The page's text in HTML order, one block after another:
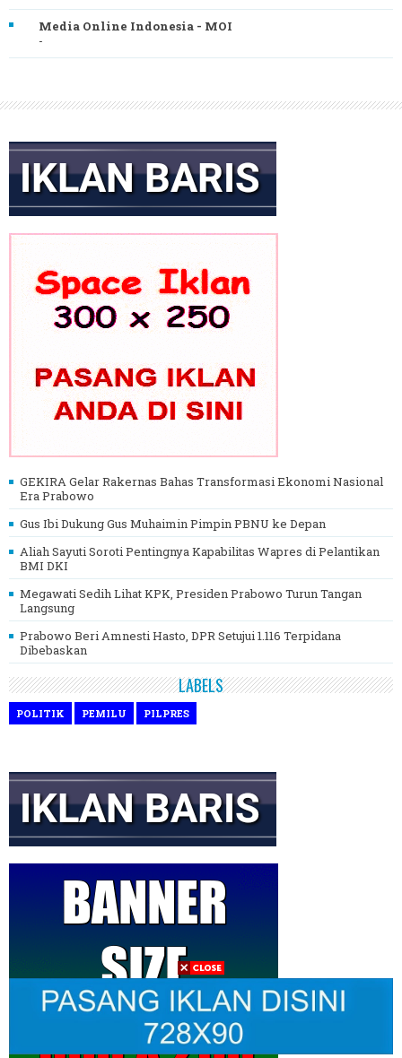
Media Online Indonesia - MOI
-
GEKIRA Gelar Rakernas Bahas Transformasi Ekonomi Nasional
Era Prabowo
Gus Ibi Dukung Gus Muhaimin Pimpin PBNU ke Depan
Aliah Sayuti Soroti Pentingnya Kapabilitas Wapres di Pelantikan
BMI DKI
Megawati Sedih Lihat KPK, Presiden Prabowo Turun Tangan
Langsung
Prabowo Beri Amnesti Hasto, DPR Setujui 1.116 Terpidana
Dibebaskan
LABELS
POLITIK PEMILU PILPRES